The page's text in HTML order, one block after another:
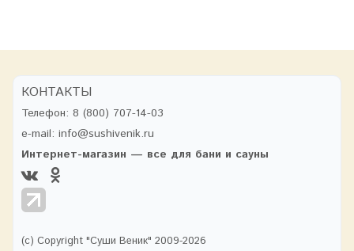
КОНТАКТЫ
Телефон: 8 (800) 707-14-03
e-mail: info@sushivenik.ru
Интернет-магазин — все для бани и сауны
(с) Copyright "Суши Веник" 2009-2026